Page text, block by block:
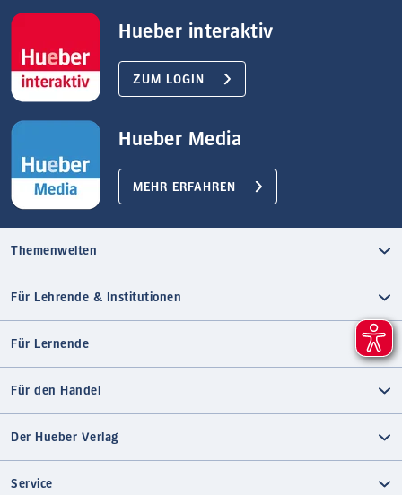
Hueber interaktiv
ZUM LOGIN
Hueber Media
MEHR ERFAHREN
Themenwelten
Für Lehrende & Institutionen
Für Lernende
Für den Handel
Der Hueber Verlag
Service